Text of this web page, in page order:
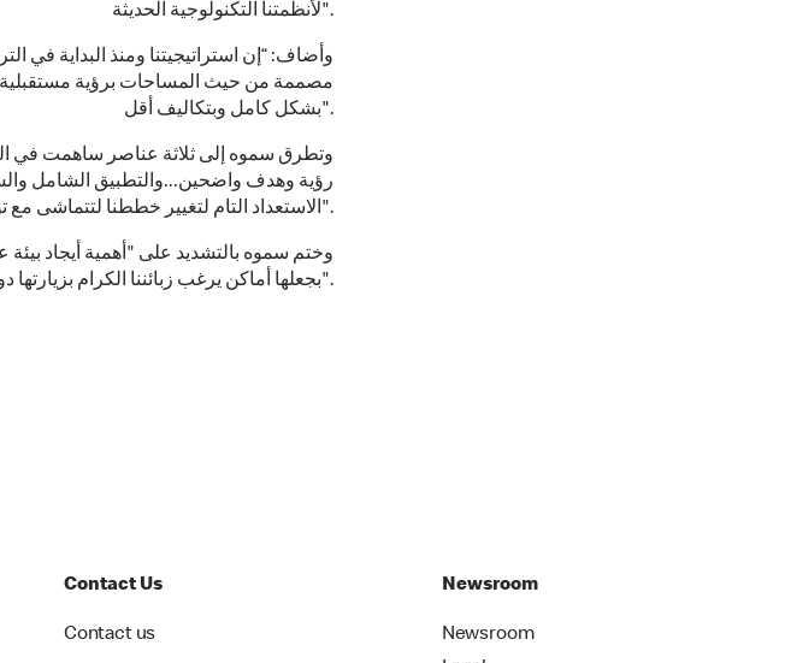
لأنظمتنا التكنولوجية الحديثة".
وأضاف: “إن استراتيجيتنا ومنذ البداية في
مصممة من حيث المساحات برؤية
بشكل كامل وبتكاليف أقل".
وتطرق سموه إلى ثلاثة عناصر ساهمت في
رؤية وهدف واضحين...والتطبيق الشامل
الاستعداد التام لتغيير خططنا لتتماشى مع توقعاتهم".
وختم سموه بالتشديد على "أهمية أيجاد
بجعلها أماكن يرغب زبائننا الكرام بزيارتها دوماً".
Contact Us
Contact us
Newsroom
Newsroom